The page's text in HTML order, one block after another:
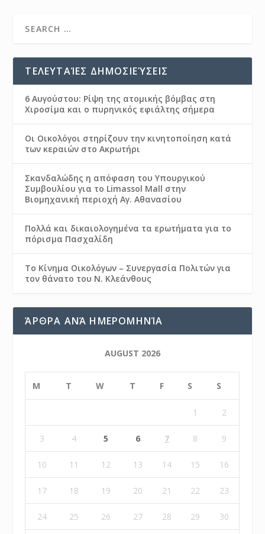
ΤΕΛΕΥΤΑΊΕΣ ΔΗΜΟΣΙΕΎΣΕΙΣ
6 Αυγούστου: Ρίψη της ατομικής βόμβας στη
Χιροσίμα και ο πυρηνικός εφιάλτης σήμερα
Οι Οικολόγοι στηρίζουν την κινητοποίηση κατά
των κεραιών στο Ακρωτήρι
Σκανδαλώδης η απόφαση του Υπουργικού
Συμβουλίου για το Limassol Mall στην
Βιομηχανική περιοχή Αγ. Αθανασίου
Πολλά και δικαιολογημένα τα ερωτήματα για το
πόρισμα Πασχαλίδη
Το Κίνημα Οικολόγων – Συνεργασία Πολιτών για
τον θάνατο του Ν. Κλεάνθους
ΆΡΘΡΑ ΑΝΆ ΗΜΕΡΟΜΗΝΊΑ
AUGUST 2026
M T W T F S S
1 2
3 4 5 6 7 8 9
10 11 12 13 14 15 16
17 18 19 20 21 22 23
24 25 26 27 28 29 30